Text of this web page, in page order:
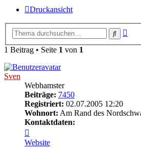
Druckansicht
Suche
1 Beitrag • Seite 1 von 1
Sven
Webhamster
Beiträge: 7450
Registriert: 02.07.2005 12:20
Wohnort: Am Rand des
Kontaktdaten:
von
Sven
Website